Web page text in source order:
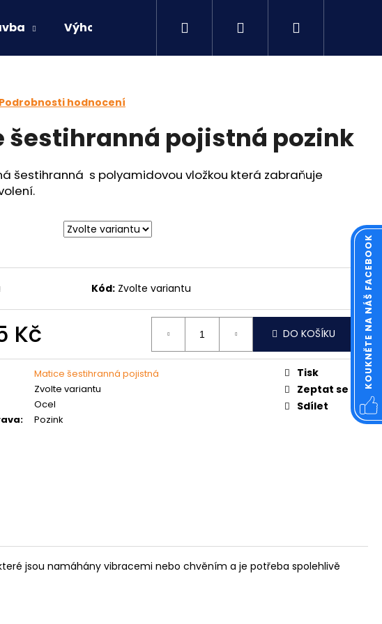
Výhodné sety Kontakty Přihlášení
Podrobnosti hodnocení
šestihranná pojistná pozink
šestihranná s polyamidovou vložkou která zabraňuje
Kód: Zvolte variantu
Kč DO KOŠÍKU
Matice šestihranná pojistná
Zvolte variantu
Ocel
: Pozink
Tisk
Zeptat se
Sdílet
jsou namáhány vibracemi nebo chvěním a je potřeba spolehlivě
Následující
PÉROVÁ ČTVERCOVÁ NEREZ
Kč
KOUKNĚTE NA NÁŠ FACEBOOK